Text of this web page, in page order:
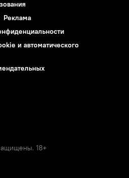
Реклама
и автоматического
18+